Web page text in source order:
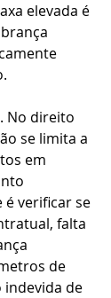
elevada é
No direito
se limita a
em
verificar se
falta
de
indevida de